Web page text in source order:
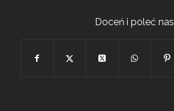
Doceń i poleć nas